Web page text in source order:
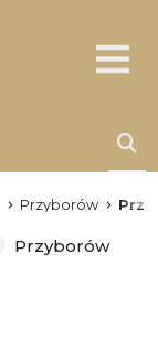
Przyborów
Przyborów